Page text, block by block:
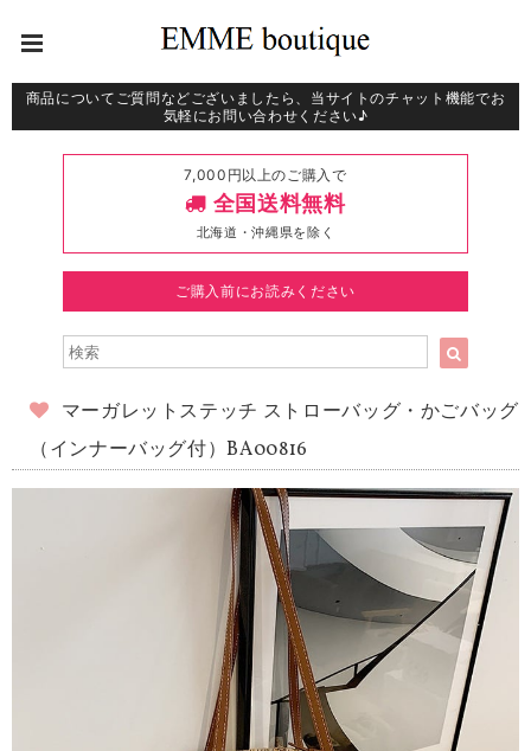
商品についてご質問などございましたら、当サイトのチャット機能でお
気軽にお問い合わせください♪
7,000円以上のご購入で
全国送料無料
北海道・沖縄県を除く
ご購入前にお読みください
マーガレットステッチ ストローバッグ・かごバッグ
（インナーバッグ付）BA00816